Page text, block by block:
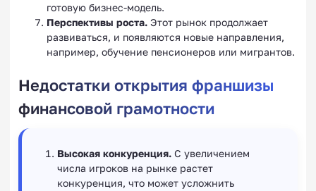
готовую бизнес-модель.
Перспективы роста. Этот рынок продолжает
развиваться, и появляются новые направления,
например, обучение пенсионеров или мигрантов.
Недостатки открытия франшизы
финансовой грамотности
Высокая конкуренция. С увеличением
числа игроков на рынке растет
конкуренция, что может усложнить